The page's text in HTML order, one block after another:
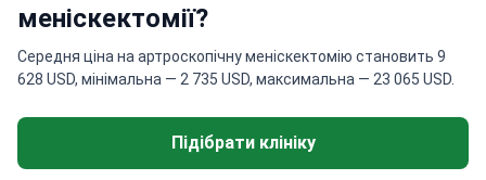
меніскектомії?
Середня ціна на артроскопічну меніскектомію становить 9
628 USD, мінімальна — 2 735 USD, максимальна — 23 065 USD.
Підібрати клініку